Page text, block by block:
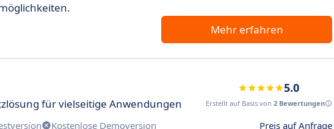
Mehr erfahren
für vielseitige Anwendungen
5.0
Erstellt auf Basis von 2 Bewertungen
Kostenlose Demoversion Preis auf Anfrage